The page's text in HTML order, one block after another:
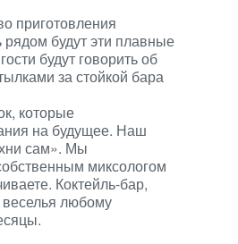
приготовления
будут эти плавные
будут говорить об
за стойкой бара
которые
на будущее. Наш
сам». Мы
миксологом
Коктейль-бар,
веселья любому